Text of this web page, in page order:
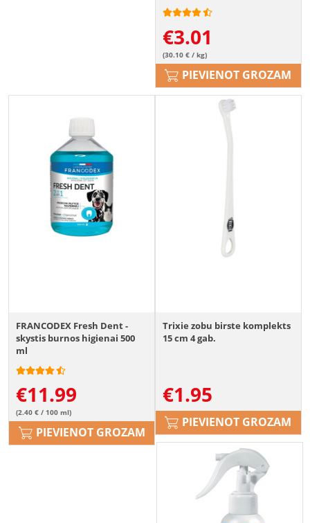
€3.01
(30.10 € / kg)
PIEVIENOT GROZAM
FRANCODEX Fresh Dent -
skystis burnos higienai 500
ml
€11.99
(2.40 € / 100 ml)
PIEVIENOT GROZAM
Trixie zobu birste komplekts
15 cm 4 gab.
€1.95
PIEVIENOT GROZAM